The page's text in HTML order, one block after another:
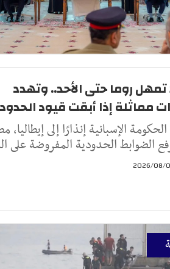
تمهل روما حتى الأحد.. وتهدد
مماثلة إذا أبقت قيود الحدود
الإسبانية إنذارًا إلى إيطاليا،
الضوابط الحدودية المفروضة على